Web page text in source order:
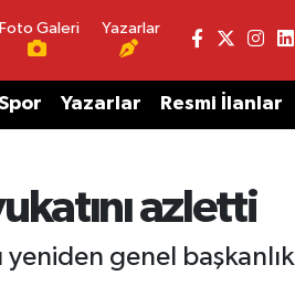
Foto Galeri Yazarlar
Yazarlar Resmi İlanlar
azletti
genel başkanlık